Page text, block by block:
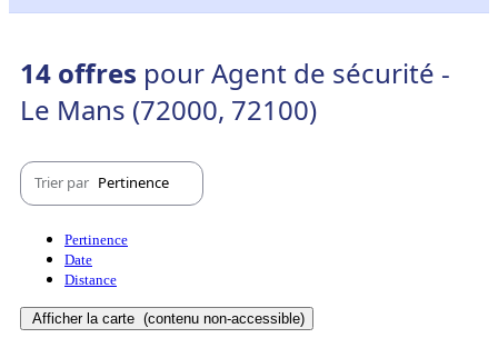
14 offres pour Agent de sécurité -
Le Mans (72000, 72100)
Trier par Pertinence
Pertinence
Date
Distance
Afficher la carte (contenu non-accessible)